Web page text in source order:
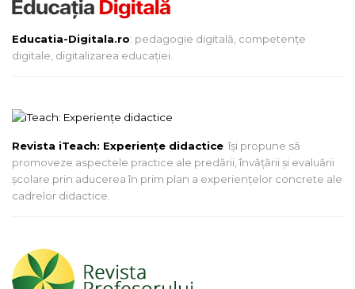
Educatia-Digitala.ro: pedagogie digitală, competențe
digitale, digitalizarea educației.
Revista iTeach: Experienţe didactice îşi propune să
promoveze aspectele practice ale predării, învăţării şi evaluării
şcolare prin aducerea în prim plan a experienţelor concrete ale
cadrelor didactice.